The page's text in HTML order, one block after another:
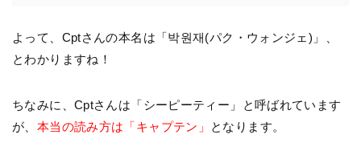
よって、Cptさんの本名は「박원재(パク・ウォンジェ)」、
とわかりますね！
ちなみに、Cptさんは「シーピーティー」と呼ばれています
が、 本当の読み方は「キャプテン」 となります。